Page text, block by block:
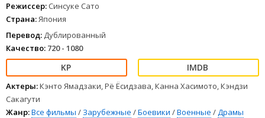
Режиссер: Синсуке Сато
Страна:Япония
Перевод: Дублированный
Качество: 720 - 1080
Актеры:Кэнто Ямадзаки, Рё Ёсидзава, Канна Хасимото, Кэндзи
Сакагути
Жанр:Все фильмы / Зарубежные /Боевики /Военные /Драмы